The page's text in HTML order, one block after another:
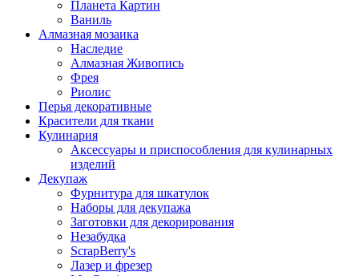
Планета Картин
Ваниль
Алмазная мозаика
Наследие
Алмазная Живопись
Фрея
Риолис
Перья декоративные
Красители для ткани
Кулинария
Аксессуары и приспособления для кулинарных
изделий
Декупаж
Фурнитура для шкатулок
Наборы для декупажа
Заготовки для декорирования
Незабудка
ScrapBerry's
Лазер и фрезер